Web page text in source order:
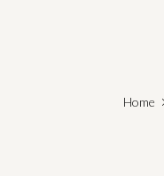
Home